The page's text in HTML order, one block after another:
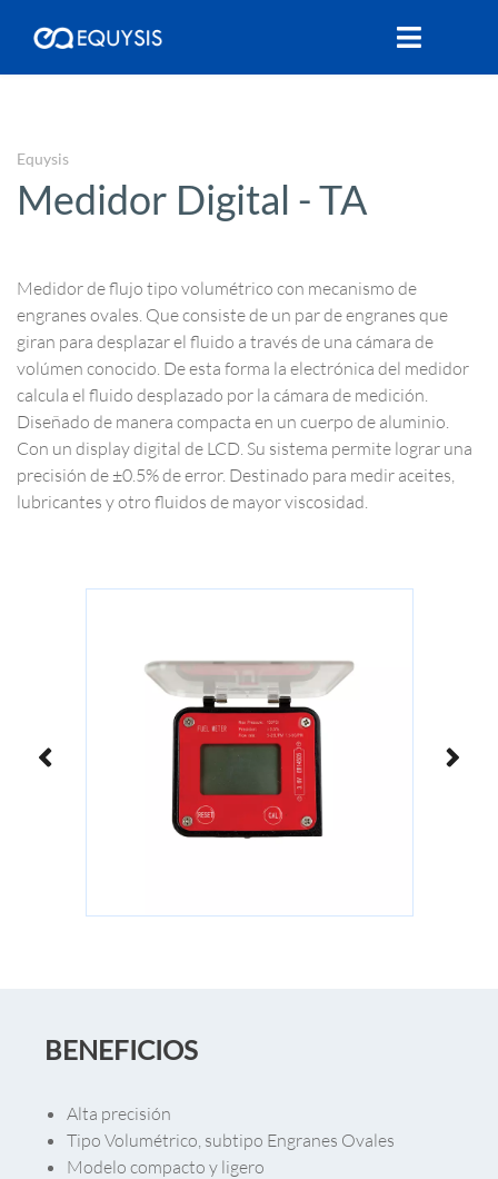
Equysis
Medidor Digital - TA
Medidor de flujo tipo volumétrico con mecanismo de
engranes ovales. Que consiste de un par de engranes que
giran para desplazar el fluido a través de una cámara de
volúmen conocido. De esta forma la electrónica del medidor
calcula el fluido desplazado por la cámara de medición.
Diseñado de manera compacta en un cuerpo de aluminio.
Con un display digital de LCD. Su sistema permite lograr una
precisión de ±0.5% de error. Destinado para medir aceites,
lubricantes y otro fluidos de mayor viscosidad.
BENEFICIOS
Alta precisión
Tipo Volumétrico, subtipo Engranes Ovales
Modelo compacto y ligero